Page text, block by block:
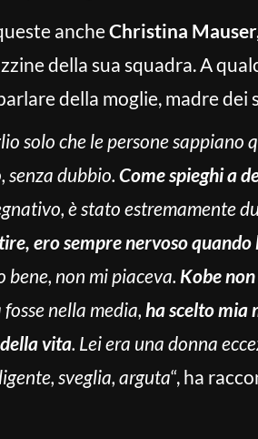
ancheChristina
della sua squadra. A
della moglie, madre dei
solo che le persone sappiano
senza dubbio.Come spieghi a
è stato estremamente
ero sempre nervoso quando
bene, non mi piaceva. Kobe
nella media,ha scelto mia
vita. Lei era una donna
sveglia, arguta“, ha